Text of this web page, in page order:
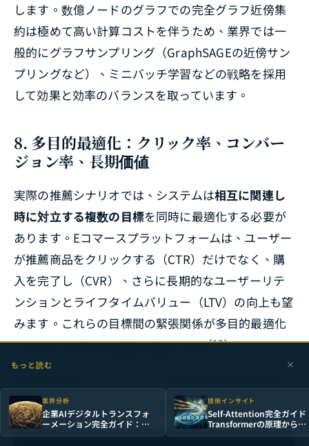
します。数億ノードのグラフでの完全グラフ近傍集
約は極めて高い計算コストを伴うため、業界では一
般的にグラフサンプリング（GraphSAGEの近傍サン
プリングなど）、ミニバッチ学習などの戦略を採用
して効果と効率のバランスを取っています。
8. 多目的最適化：クリック率、コンバー
ジョン率、長期価値
実際の推薦シナリオでは、システムは相互に関連し
時に対立する複数の目標を同時に最適化する必要が
あります。Eコマースプラットフォームは、ユーザー
が推薦商品をクリックする（CTR）だけでなく、購
入を完了し（CVR）、さらに長期的なユーザーリテ
ンションとライフタイムバリュー（LTV）の向上も望
みます。これらの目標間の緊張関係が多目的最適化
（MOO）の核心的課題を構成します[10]。
最も直感的なアプローチは、複数の目標の加重和を
最終ランキングスコアとして使用することです：
もっと読む
業界分析
企業AIデジタルトランスフォ
ーメーション完全ガイド：戦
略から実行まで
技術インサイト
Self-Attention完全ガイド
Transformerの原理から
GPT・ViTの実践まで